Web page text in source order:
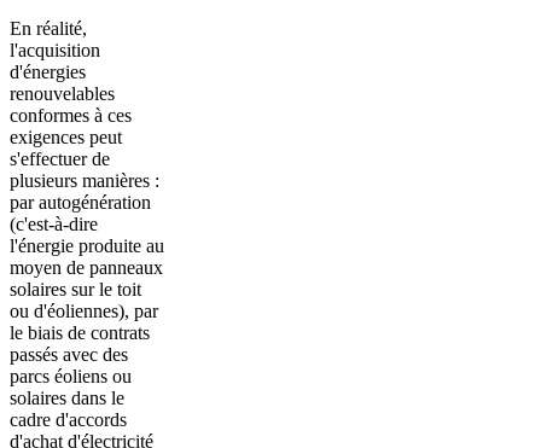
En réalité,
l'acquisition
d'énergies
renouvelables
conformes à ces
exigences peut
s'effectuer de
plusieurs manières :
par autogénération
(c'est-à-dire
l'énergie produite au
moyen de panneaux
solaires sur le toit
ou d'éoliennes), par
le biais de contrats
passés avec des
parcs éoliens ou
solaires dans le
cadre d'accords
d'achat d'électricité